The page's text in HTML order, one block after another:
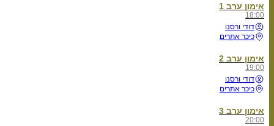
אימון ערב 1
18:00
דודי ורסנו
כיכר אתרים
אימון ערב 2
19:00
דודי ורסנו
כיכר אתרים
אימון ערב 3
20:00